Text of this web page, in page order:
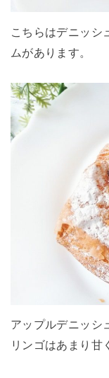
こちらはデニッシ
ムがあります。
アップルデニッシ
リンゴはあまり甘